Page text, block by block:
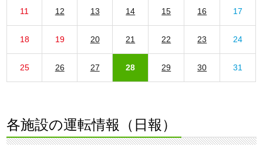
11 12 13 14 15 16 17
18 19 20 21 22 23 24
25 26 27 28 29 30 31
各施設の運転情報（日報）